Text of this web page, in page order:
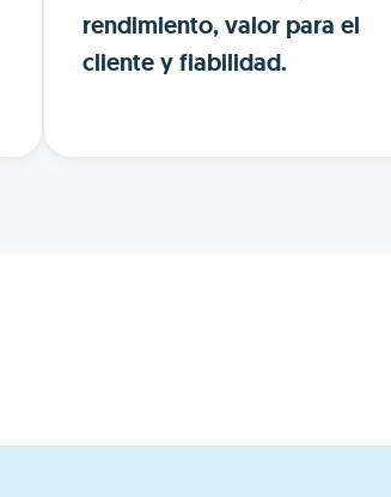
rendimiento, valor para el
cliente y fiabilidad.